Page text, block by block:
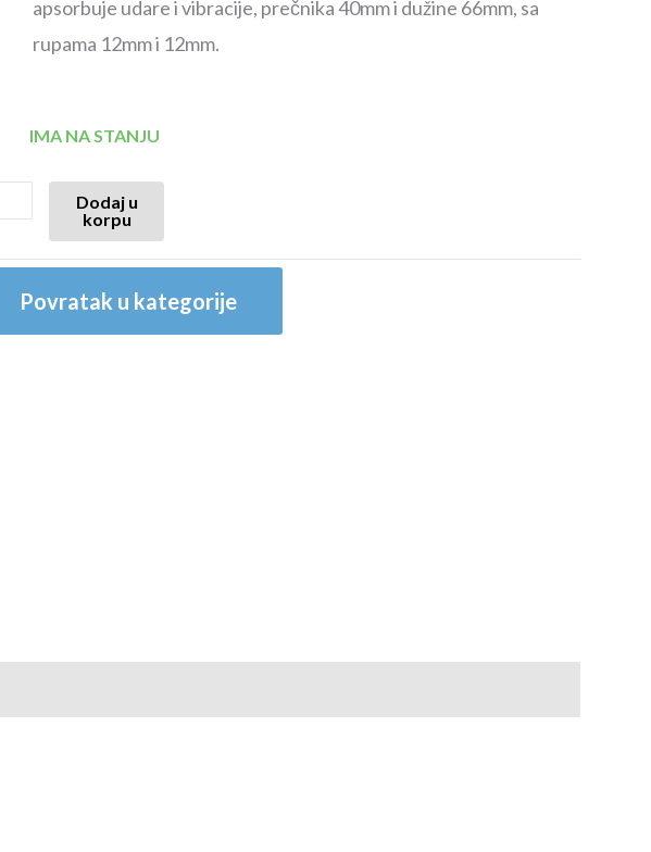
apsorbuje udare i vibracije, prečnika 40mm i dužine 66mm, sa
rupama 12mm i 12mm.
IMA NA STANJU
Dodaj u
korpu
Povratak u kategorije